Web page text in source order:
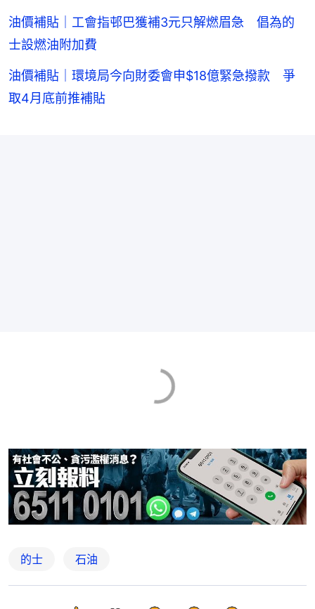
油價補貼｜工會指邨巴獲補3元只解燃眉急 倡為的
士設燃油附加費
油價補貼｜環境局今向財委會申$18億緊急撥款 爭
取4月底前推補貼
的士 石油